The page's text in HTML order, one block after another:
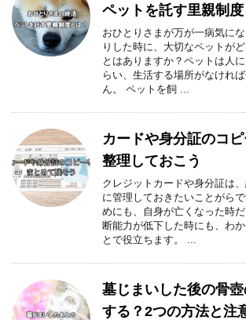
ペットを託す里親制度
おひとりさまが万が一病気に
りした時に、大切なペットが
とはありますか？ペットは人
らい、生活する場所がなけれ
ん。 ペットを飼 ...
カードや身分証のコ
整理しておこう
クレジットカードや身分証は
に管理しておきたいことがら
めにも、自身が亡くなった時
断能力が低下した時にも、わ
とで役立ちます。 ...
墓じまいした後の骨
する？2つの方法と注